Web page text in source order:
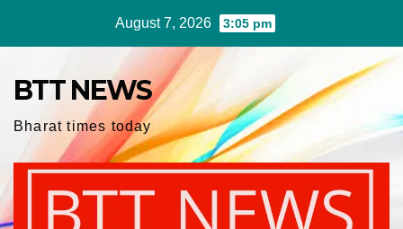
August 7, 2026 3:05 pm
BTT NEWS
Bharat times today